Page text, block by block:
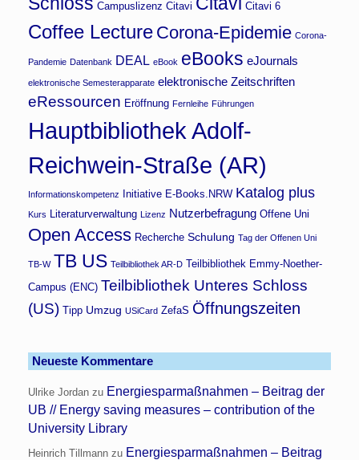
Campuslizenz Citavi Citavi 6
Coffee Lecture Corona-Epidemie Corona-
Pandemie Datenbank DEAL eBook eBooks eJournals
elektronische Semesterapparate elektronische Zeitschriften
eRessourcen Eröffnung Fernleihe Führungen
Hauptbibliothek Adolf-
Reichwein-Straße (AR)
Informationskompetenz Initiative E-Books.NRW Katalog plus
Kurs Literaturverwaltung Lizenz Nutzerbefragung Offene Uni
Open Access Recherche Schulung Tag der Offenen Uni
TB-W TB US Teilbibliothek AR-D Teilbibliothek Emmy-Noether-
Campus (ENC) Teilbibliothek Unteres Schloss
(US) Tipp Umzug USiCard ZefaS Öffnungszeiten
Neueste Kommentare
Ulrike Jordan zu Energiesparmaßnahmen – Beitrag der
UB // Energy saving measures – contribution of the
University Library
Heinrich Tillmann zu Energiesparmaßnahmen – Beitrag